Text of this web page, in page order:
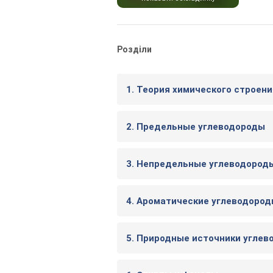
Розділи
1. Теория химического
2. Предельные углеводороды
3. Непредельные
4. Ароматические
5. Природные источники